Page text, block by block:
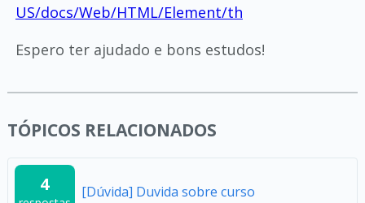
US/docs/Web/HTML/Element/th
Espero ter ajudado e bons estudos!
TÓPICOS RELACIONADOS
4 [Dúvida] Duvida sobre curso